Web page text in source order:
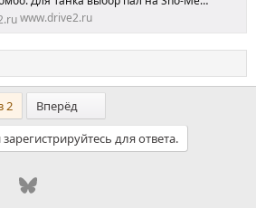
www.drive2.ru
2 Вперёд
для ответа.
FacebookBluesky